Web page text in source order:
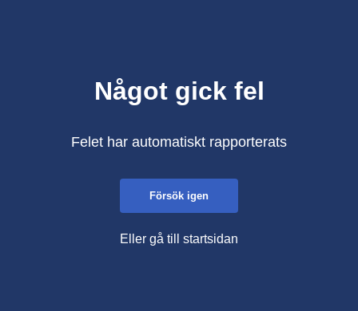
Något gick fel
Felet har automatiskt rapporterats
Försök igen
Eller gå till startsidan